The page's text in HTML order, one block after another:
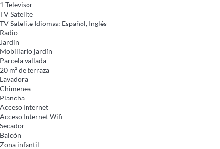
1 Televisor
TV Satelite
TV Satelite Idiomas: Español, Inglés
Radio
Jardín
Mobiliario jardín
Parcela vallada
20 m² de terraza
Lavadora
Chimenea
Plancha
Acceso Internet
Acceso InternetWifi
Secador
Balcón
Zona infantil